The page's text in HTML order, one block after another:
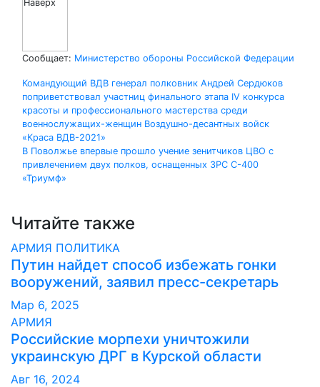
Сообщает: Министерство обороны Российской Федерации
Навигация
по
записям
Командующий ВДВ генерал полковник Андрей Сердюков
поприветствовал участниц финального этапа IV конкурса
красоты и профессионального мастерства среди
военнослужащих-женщин Воздушно-десантных войск
«Краса ВДВ-2021»
В Поволжье впервые прошло учение зенитчиков ЦВО с
привлечением двух полков, оснащенных ЗРС С-400
«Триумф»
Читайте также
АРМИЯ ПОЛИТИКА
Путин найдет способ избежать гонки
вооружений, заявил пресс-секретарь
Мар 6, 2025
АРМИЯ
Российские морпехи уничтожили
украинскую ДРГ в Курской области
Авг 16, 2024